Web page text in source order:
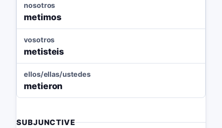
nosotros
metimos
vosotros
metisteis
ellos/ellas/ustedes
metieron
SUBJUNCTIVE